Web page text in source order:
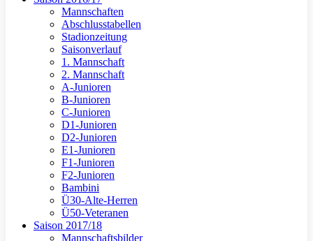
Mannschaften
Abschlusstabellen
Stadionzeitung
Saisonverlauf
1. Mannschaft
2. Mannschaft
A-Junioren
B-Junioren
C-Junioren
D1-Junioren
D2-Junioren
E1-Junioren
F1-Junioren
F2-Junioren
Bambini
Ü30-Alte-Herren
Ü50-Veteranen
Saison 2017/18
Mannschaftsbilder